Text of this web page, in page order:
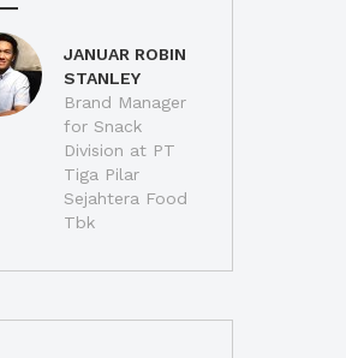
JANUAR ROBIN
STANLEY
Brand Manager
for Snack
Division at PT
Tiga Pilar
Sejahtera Food
Tbk